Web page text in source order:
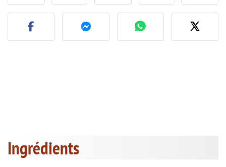
Publier votre photo de
Ingrédients